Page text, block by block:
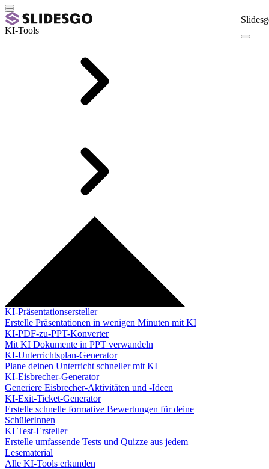
KI-Tools
KI-Präsentationsersteller
Erstelle Präsentationen in wenigen Minuten mit KI
KI-PDF-zu-PPT-Konverter
Mit KI Dokumente in PPT verwandeln
KI-Unterrichtsplan-Generator
Plane deinen Unterricht schneller mit KI
KI-Eisbrecher-Generator
Generiere Eisbrecher-Aktivitäten und -Ideen
KI-Exit-Ticket-Generator
Erstelle schnelle formative Bewertungen für deine
SchülerInnen
KI Test-Ersteller
Erstelle umfassende Tests und Quizze aus jedem
Lesematerial
Alle KI-Tools erkunden